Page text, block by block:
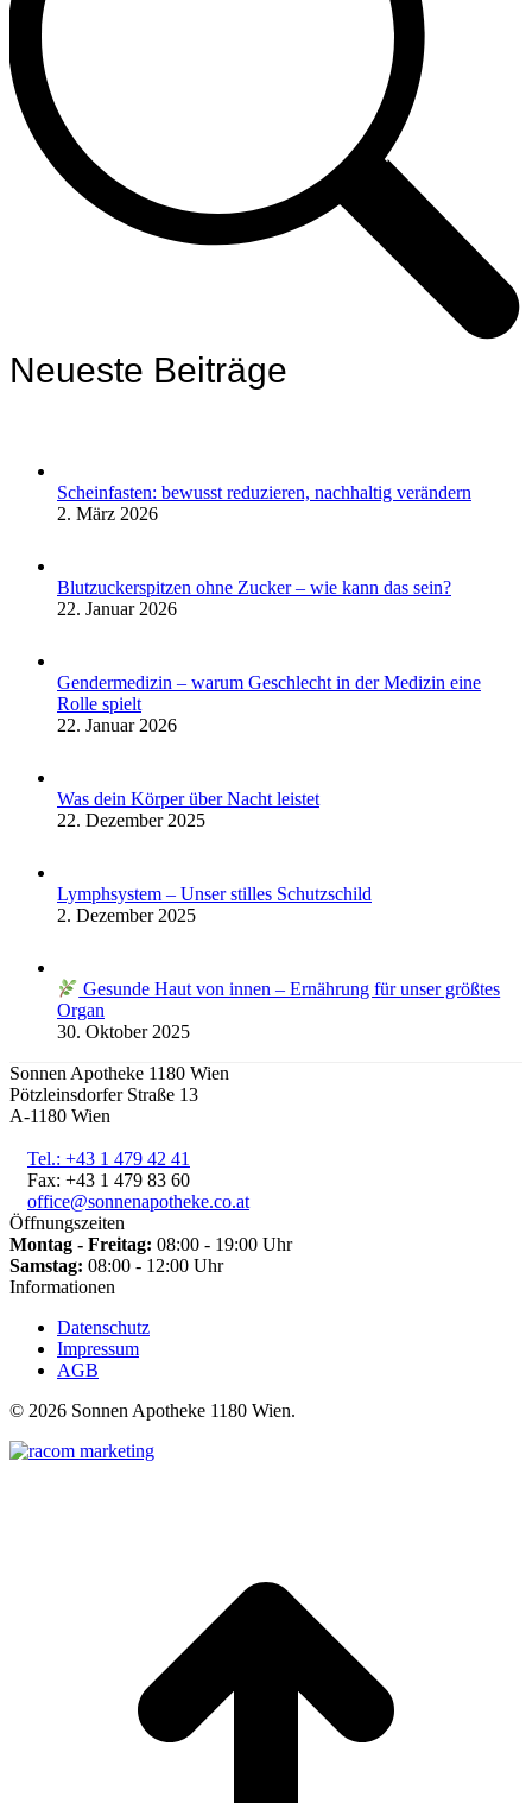
Neueste Beiträge
Scheinfasten: bewusst reduzieren, nachhaltig verändern
2. März 2026
Blutzuckerspitzen ohne Zucker – wie kann das sein?
22. Januar 2026
Gendermedizin – warum Geschlecht in der Medizin eine
Rolle spielt
22. Januar 2026
Was dein Körper über Nacht leistet
22. Dezember 2025
Lymphsystem – Unser stilles Schutzschild
2. Dezember 2025
Gesunde Haut von innen – Ernährung für unser größtes
Organ
30. Oktober 2025
Sonnen Apotheke 1180 Wien
Pötzleinsdorfer Straße 13
A-1180 Wien
Tel.: +43 1 479 42 41
Fax: +43 1 479 83 60
office@sonnenapotheke.co.at
Öffnungszeiten
Montag - Freitag: 08:00 - 19:00 Uhr
Samstag: 08:00 - 12:00 Uhr
Informationen
Datenschutz
Impressum
AGB
© 2026 Sonnen Apotheke 1180 Wien.